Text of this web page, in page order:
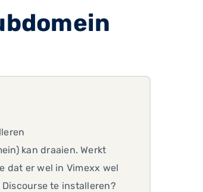
kan draaien. Werkt
dat er wel in Vimexx wel
te installeren?